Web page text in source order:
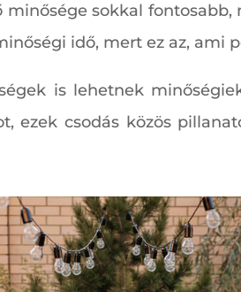
sokkal
idő, mert ez az, ami
is lehetnek
ezek csodás közös